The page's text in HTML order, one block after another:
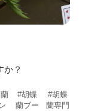
か？
#胡蝶
蘭ブー
#胡蝶
蘭専門